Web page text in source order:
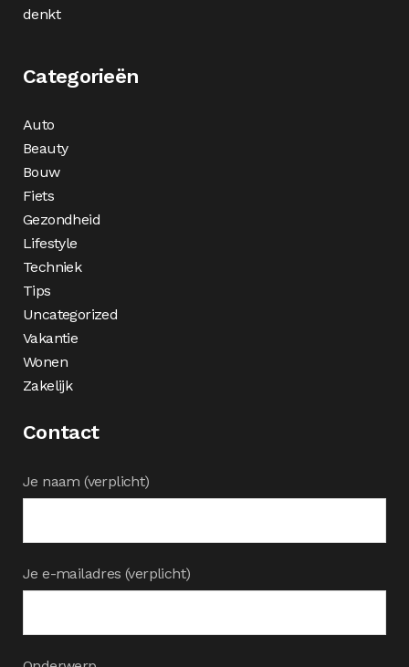
denkt
Categorieën
Auto
Beauty
Bouw
Fiets
Gezondheid
Lifestyle
Techniek
Tips
Uncategorized
Vakantie
Wonen
Zakelijk
Contact
Je naam (verplicht)
Je e-mailadres (verplicht)